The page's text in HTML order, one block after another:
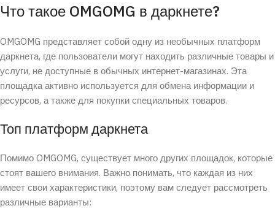
Что такое OMGOMG в даркнете?
OMGOMG представляет собой одну из необычных платформ
даркнета, где пользователи могут находить различные товары и
услуги, не доступные в обычных интернет-магазинах. Эта
площадка активно используется для обмена информации и
ресурсов, а также для покупки специальных товаров.
Топ платформ даркнета
Помимо OMGOMG, существует много других площадок, которые
стоят вашего внимания. Важно понимать, что каждая из них
имеет свои характеристики, поэтому вам следует рассмотреть
различные варианты: